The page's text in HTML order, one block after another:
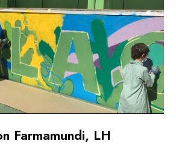
Farmamundi, LH